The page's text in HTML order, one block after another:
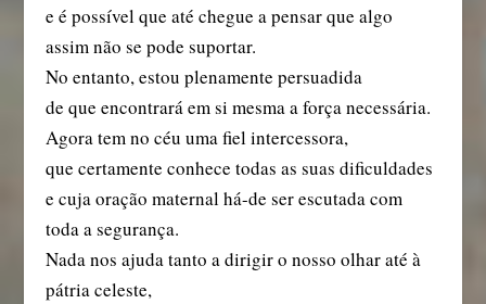
e é possível que até chegue a pensar que algo
assim não se pode suportar.
No entanto, estou plenamente persuadida
de que encontrará em si mesma a força necessária.
Agora tem no céu uma fiel intercessora,
que certamente conhece todas as suas dificuldades
e cuja oração maternal há-de ser escutada com
toda a segurança.
Nada nos ajuda tanto a dirigir o nosso olhar até à
pátria celeste,